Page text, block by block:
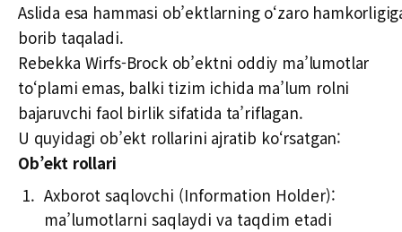
Aslida esa hammasi ob’ektlarning o‘zaro
borib taqaladi.
Rebekka Wirfs-Brock ob’ektni oddiy ma’lumotlar
to‘plami emas, balki tizim ichida ma’lum rolni
bajaruvchi faol birlik sifatida ta’riflagan.
U quyidagi ob’ekt rollarini ajratib ko‘rsatgan:
Ob’ekt rollari
Axborot saqlovchi (Information Holder):
ma’lumotlarni saqlaydi va taqdim etadi